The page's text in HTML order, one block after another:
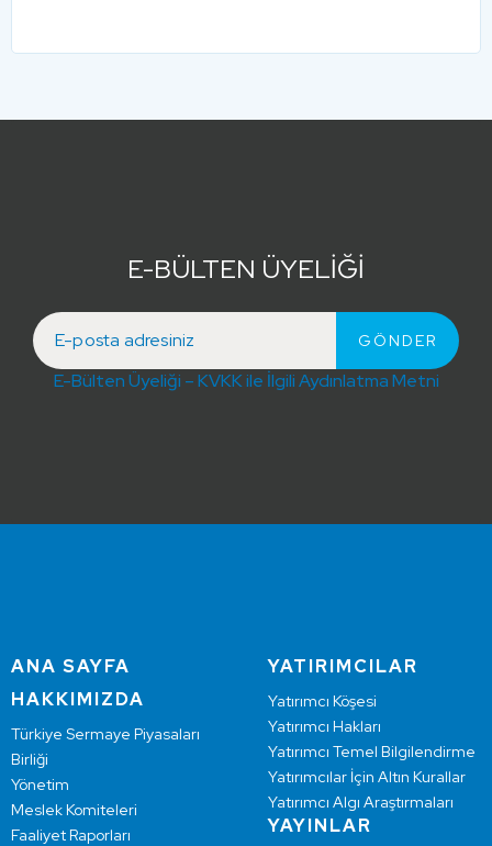
E-BÜLTEN ÜYELİĞİ
E-Bülten Üyeliği – KVKK ile İlgili Aydınlatma Metni
ANA SAYFA
HAKKIMIZDA
Türkiye Sermaye Piyasaları
Birliği
Yönetim
Meslek Komiteleri
Faaliyet Raporları
YATIRIMCILAR
Yatırımcı Köşesi
Yatırımcı Hakları
Yatırımcı Temel Bilgilendirme
Yatırımcılar İçin Altın Kurallar
Yatırımcı Algı Araştırmaları
YAYINLAR